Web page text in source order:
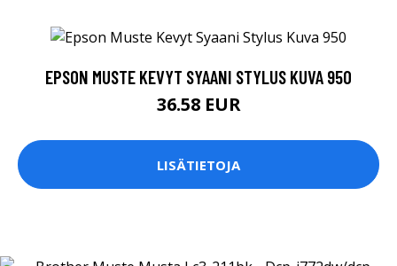
EPSON MUSTE KEVYT SYAANI STYLUS KUVA 950
36.58 EUR
LISÄTIETOJA